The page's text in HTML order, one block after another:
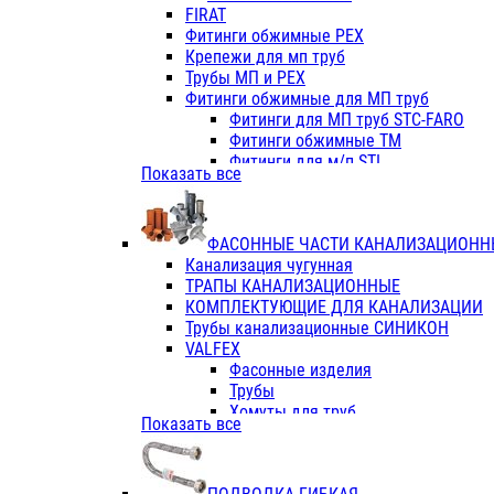
Фитинги ПП белые
Фитинги ПП белые
Фитинги ППс металл.белые
VALFEX
Трубы PE-RT
Трубы ПП водопровод белые
Трубы ПП водопровод серые
Трубы армированные
Трубы армированные
Фитинги с металл. серые
Фитинги ПП (серые)
Фитинги ПП белые
Краны
Фитинги ПП (белые)
Фитинги ПП с металлом белые
ПК КОНТУР
Краны полипропиленовые
Трубы полипропиленивые
FIRAT
Фитинги обжимные PEX
Крепежи для мп труб
Трубы МП и PEX
Фитинги обжимные для МП труб
Фитинги для МП труб STC-FARO
Фитинги обжимные ТМ
Фитинги для м/п STI
Фитинги для МП труб TITAN
TK
VALFEX
Показать все
ФАСОННЫЕ ЧАСТИ
Канализация чугунная
ТРАПЫ КАНАЛИЗАЦИОННЫЕ
КОМПЛЕКТУЮЩИЕ ДЛЯ КАНАЛИЗАЦИИ
Трубы канализационные СИНИКОН
VALFEX
Фасонные изделия
Трубы
Хомуты для труб
ПВХ (стройполимер)
Показать все